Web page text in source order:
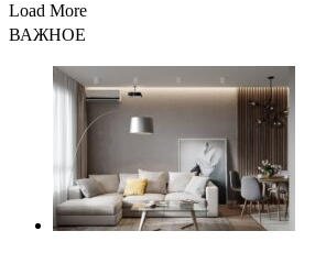
Load More
ВАЖНОЕ